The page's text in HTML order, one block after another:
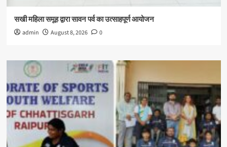
सखी महिला समूह द्वारा सावन पर्व का उत्साहपूर्ण आयोजन
admin August 8, 2026 0